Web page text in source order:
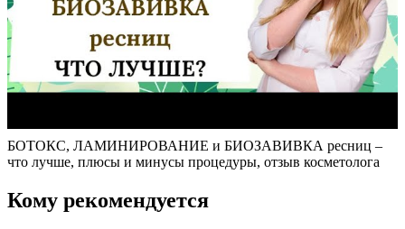
БОТОКС, ЛАМИНИРОВАНИЕ и БИОЗАВИВКА ресниц –
что лучше, плюсы и минусы процедуры, отзыв косметолога
Кому рекомендуется